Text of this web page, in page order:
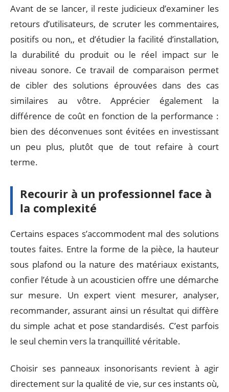
Avant de se lancer, il reste judicieux d’examiner les
retours d’utilisateurs, de scruter les commentaires,
positifs ou non,, et d’étudier la facilité d’installation,
la durabilité du produit ou le réel impact sur le
niveau sonore. Ce travail de comparaison permet
de cibler des solutions éprouvées dans des cas
similaires au vôtre. Apprécier également la
différence de coût en fonction de la performance :
bien des déconvenues sont évitées en investissant
un peu plus, plutôt que de tout refaire à court
terme.
Recourir à un professionnel face à
la complexité
Certains espaces s’accommodent mal des solutions
toutes faites. Entre la forme de la pièce, la hauteur
sous plafond ou la nature des matériaux existants,
confier l’étude à un acousticien offre une démarche
sur mesure. Un expert vient mesurer, analyser,
recommander, assurant ainsi un résultat qui diffère
du simple achat et pose standardisés. C’est parfois
le seul chemin vers la tranquillité véritable.
Choisir ses panneaux insonorisants revient à agir
directement sur la qualité de vie, sur ces instants où,